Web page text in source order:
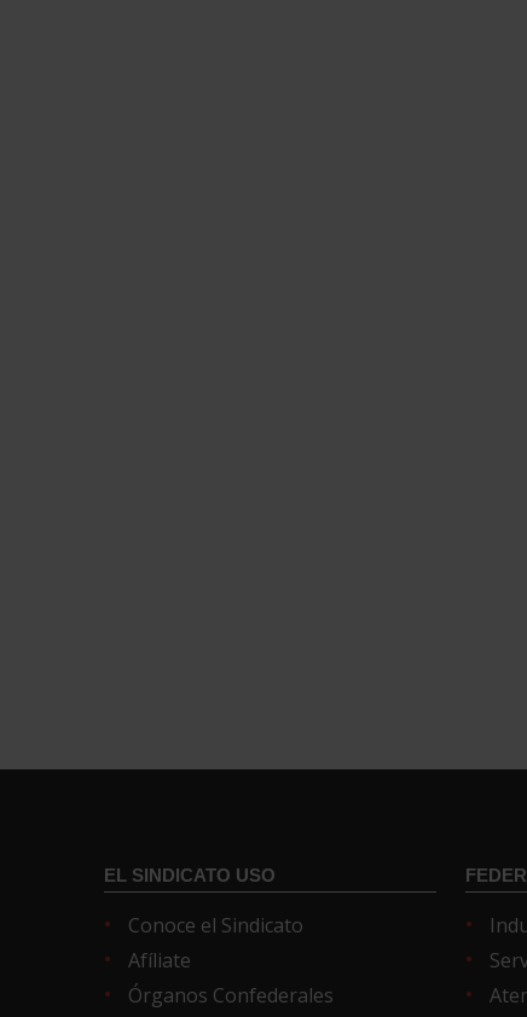
EL SINDICATO USO
Conoce el Sindicato
Afíliate
Órganos Confederales